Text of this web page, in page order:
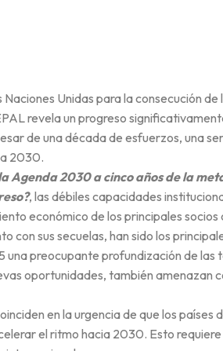
Unidas para la consecución
revela un progreso
de una década de esfuerzos, una
2030.
Agenda 2030 a cinco años de la
, las débiles capacidades
económico de los principales socios
con sus secuelas, han sido los
preocupante profundización de las
oportunidades, también amenazan
en la urgencia de que los países
el ritmo hacia 2030. Esto requiere